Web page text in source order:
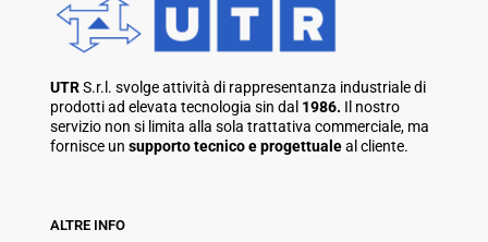
UTRS.r.l. svolge attività di rappresentanza industriale di
prodotti ad elevata tecnologia sin dal 1986. Il nostro
servizio non si limita alla sola trattativa commerciale, ma
fornisce un supporto tecnico e progettualeal cliente.
ALTRE INFO